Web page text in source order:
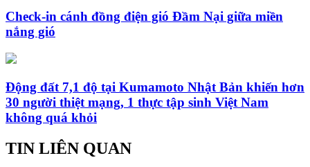
Check-in cánh đồng điện gió Đầm Nại giữa miền
nắng gió
Động đất 7,1 độ tại Kumamoto Nhật Bản khiến hơn
30 người thiệt mạng, 1 thực tập sinh Việt Nam
không quá khỏi
TIN LIÊN QUAN